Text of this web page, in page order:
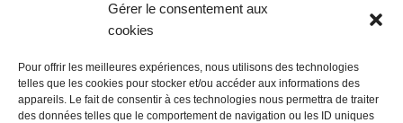
Gérer le consentement aux
cookies
Pour offrir les meilleures expériences, nous utilisons des technologies
telles que les cookies pour stocker et/ou accéder aux informations des
appareils. Le fait de consentir à ces technologies nous permettra de traiter
des données telles que le comportement de navigation ou les ID uniques